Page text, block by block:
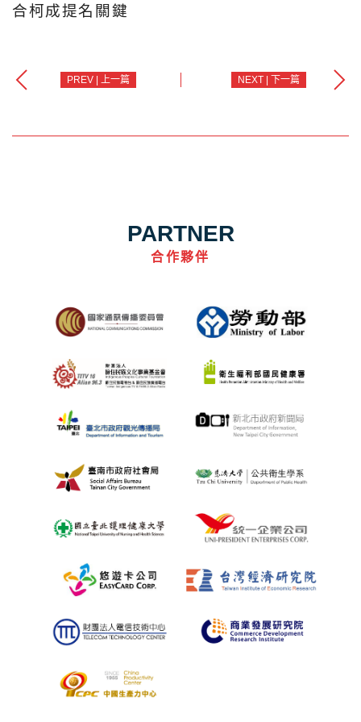
合柯成提名關鍵
PREV | 上一篇 NEXT | 下一篇
PARTNER
合作夥伴